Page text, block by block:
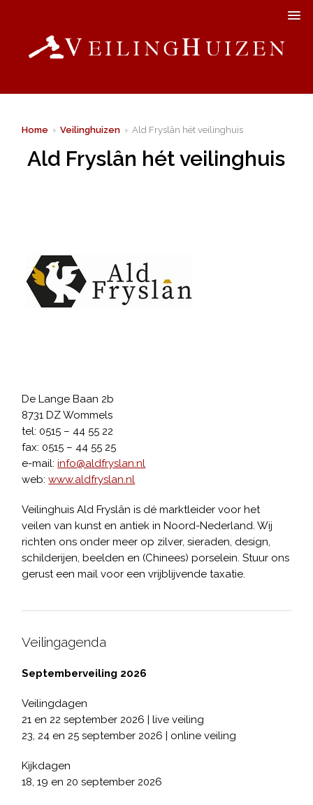
Home ›Veilinghuizen › Ald Fryslân hét veilinghuis
Ald Fryslân hét veilinghuis
De Lange Baan 2b
8731 DZ Wommels
tel: 0515 – 44 55 22
fax: 0515 – 44 55 25
e-mail:info@aldfryslan.nl
web:www.aldfryslan.nl
Veilinghuis Ald Fryslân is dé marktleider voor het
veilen van kunst en antiek in Noord-Nederland. Wij
richten ons onder meer op zilver, sieraden, design,
schilderijen, beelden en (Chinees) porselein. Stuur ons
gerust een mail voor een vrijblijvende taxatie.
Veilingagenda
Septemberveiling 2026
Veilingdagen
21 en 22 september 2026 | live veiling
23, 24 en 25 september 2026 | online veiling
Kijkdagen
18, 19 en 20 september 2026